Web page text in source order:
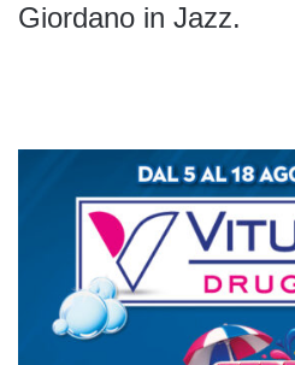
Giordano in Jazz.